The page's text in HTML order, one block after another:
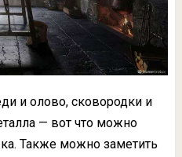
и олово, сковородки и
— вот что можно
Также можно заметить